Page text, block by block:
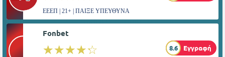
ΕΕΕΠ | 21+ | ΠΑΙΞΕ ΥΠΕΥΘΥΝΑ
Fonbet
☆☆☆☆☆
★★★★★ 8.6 Εγγραφή